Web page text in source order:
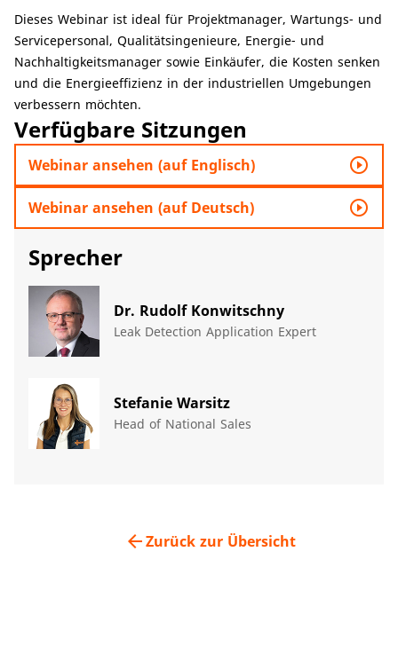
Dieses Webinar ist ideal für Projektmanager, Wartungs- und
Servicepersonal, Qualitätsingenieure, Energie- und
Nachhaltigkeitsmanager sowie Einkäufer, die Kosten senken
und die Energieeffizienz in der industriellen Umgebungen
verbessern möchten.
Verfügbare Sitzungen
Webinar ansehen (auf Englisch) play_circle_outline
Webinar ansehen (auf Deutsch) play_circle_outline
Sprecher
Dr. Rudolf Konwitschny
Leak Detection Application Expert
Stefanie Warsitz
Head of National Sales
Zurück zur Übersicht
arrow_back